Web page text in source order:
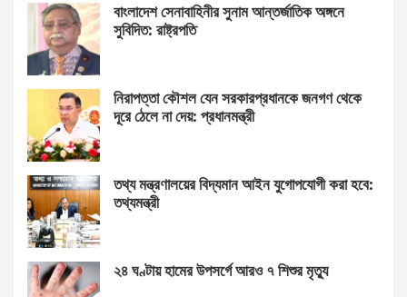
বাংলাদেশ সেনাবাহিনীর সুনাম আন্তর্জাতিক অঙ্গনে
সুবিদিত: রাষ্ট্রপতি
নিরাপত্তা কৌশল যেন সরকারপ্রধানকে জনগণ থেকে
দূরে ঠেলে না দেয়: প্রধানমন্ত্রী
তথ্য মন্ত্রণালয়ের বিদ্যমান আইন যুগোপযোগী করা হবে:
তথ্যমন্ত্রী
২৪ ঘণ্টায় হামের উপসর্গে আরও ৭ শিশুর মৃত্যু